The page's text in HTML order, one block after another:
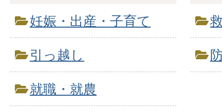
妊娠・出産・子育て
引っ越し
就職・就農